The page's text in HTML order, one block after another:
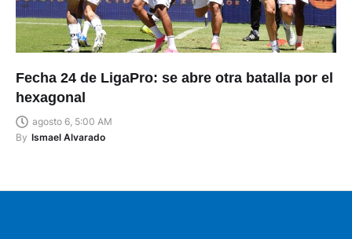
Fecha 24 de LigaPro: se abre otra batalla por el
hexagonal
agosto 6, 5:00 AM
By Ismael Alvarado